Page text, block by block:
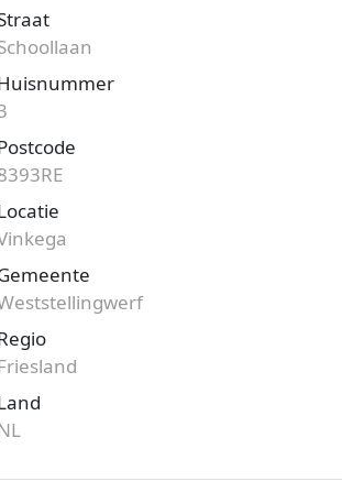
naar de prijzen en
je ontvangt spoedig reactie. Vergelijk